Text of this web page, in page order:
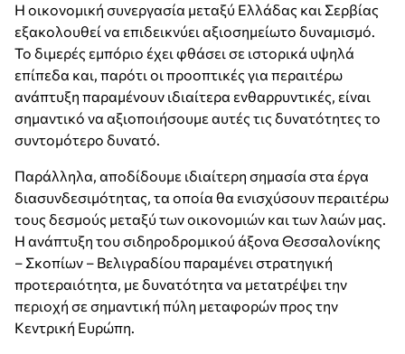
Η οικονομική συνεργασία μεταξύ Ελλάδας και Σερβίας
εξακολουθεί να επιδεικνύει αξιοσημείωτο δυναμισμό.
Το διμερές εμπόριο έχει φθάσει σε ιστορικά υψηλά
επίπεδα και, παρότι οι προοπτικές για περαιτέρω
ανάπτυξη παραμένουν ιδιαίτερα ενθαρρυντικές, είναι
σημαντικό να αξιοποιήσουμε αυτές τις δυνατότητες το
συντομότερο δυνατό.
Παράλληλα, αποδίδουμε ιδιαίτερη σημασία στα έργα
διασυνδεσιμότητας, τα οποία θα ενισχύσουν περαιτέρω
τους δεσμούς μεταξύ των οικονομιών και των λαών μας.
Η ανάπτυξη του σιδηροδρομικού άξονα Θεσσαλονίκης
– Σκοπίων – Βελιγραδίου παραμένει στρατηγική
προτεραιότητα, με δυνατότητα να μετατρέψει την
περιοχή σε σημαντική πύλη μεταφορών προς την
Κεντρική Ευρώπη.